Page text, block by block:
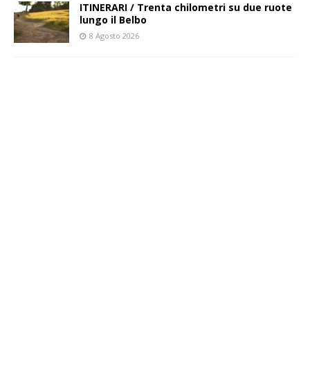
ITINERARI / Trenta chilometri su due ruote
lungo il Belbo
8 Agosto 2026